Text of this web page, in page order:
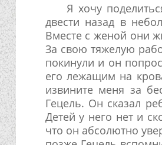
Я хочу
двести назад в
Вместе с женой они
За свою тяжелую
покинули и он
его лежащим на
извините меня за
Гецель. Он сказал
Детей у него нет и
что он абсолютно